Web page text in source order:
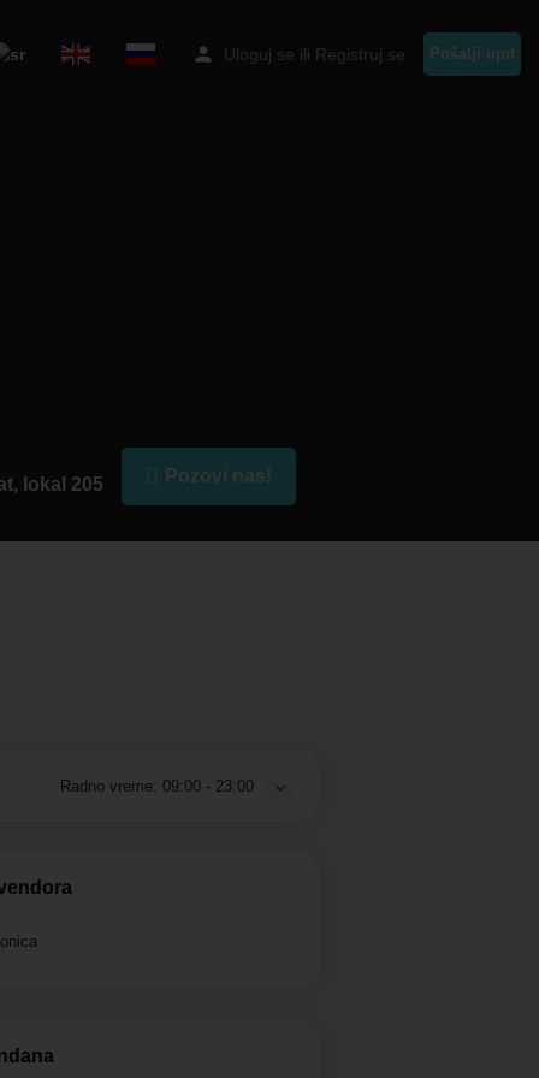
Uloguj se ili Registruj se Pošalji upit
lokal 205 Pozovi nas!
Radno vreme: 09:00 - 23:00